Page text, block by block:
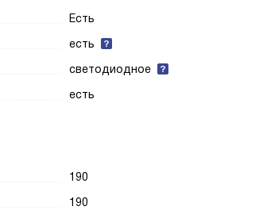
Есть
есть
светодиодное
есть
190
190